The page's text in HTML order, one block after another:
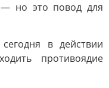
но это повод для
в действии
противоядие